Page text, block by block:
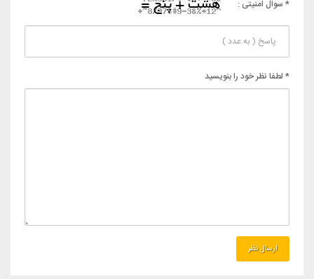
* سوال امنیتی :
* لطفا نظر خود را بنویسید